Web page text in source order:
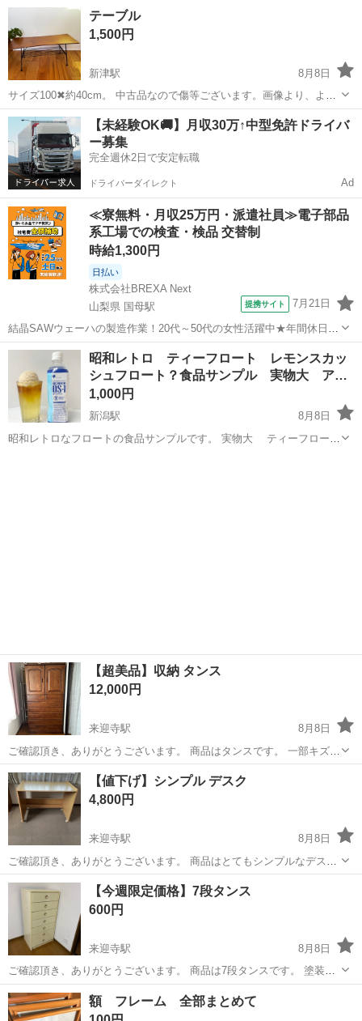
板：強化ガラス
新潟 新潟市 新津駅
テーブル
1,500円
新津駅
8月8日
サイズ100✖︎約40cm。 中古品なので傷等ございます。画像より、よろ
しくお願いします。
新潟 新潟市 新津駅 テーブル
【未経験OK🚚】月収30万↑中型免許ドライバ
ー募集
完全週休2日で安定転職
ドライバーダイレクト Ad
≪寮無料・月収25万円・派遣社員≫電子部品
系工場での検査・検品 交替制
時給1,300円
日払い
株式会社BREXA Next
山梨県 国母駅
提携サイト 7月21日
結晶SAWウェーハの製造作業！20代～50代の女性活躍中★年間休日
120日＆土日祝休み！クリーンルーム内でのお仕事！日払い制度利用可
◎正社員登用制度あり！マイカー通勤可！《山梨県中巨摩郡昭和町》
人気の工場のお仕事 ◇結晶...
山梨 国母駅 その他
昭和レトロ ティーフロート レモンスカッ
シュフロート？食品サンプル 実物大 ア…
1,000円
新潟駅
8月8日
昭和レトロなフロートの食品サンプルです。 実物大 ティーフロート
【超美品】収納 タンス
12,000円
来迎寺駅
8月8日
ご確認頂き、ありがとうございます。 商品はタンスです。 一部キズは
ありますがとても綺麗です。 書類保管用に使用していました。 必要な
方がいらっしゃいましたらお譲りします。 ノークレーム、ノーリター
ンでお願いします。 ...
新潟 長岡市 来迎寺駅 収納家具 タンス
【値下げ】シンプル デスク
4,800円
来迎寺駅
8月8日
ご確認頂き、ありがとうございます。 商品はとてもシンプルなデスク
です。 必要な方がいらっしゃいましたらお譲りします。 ノークレー
ム、ノーリターンでお願いします。 よろしくお願いします。
新潟 長岡市 来迎寺駅 テーブル
【今週限定価格】7段タンス
600円
来迎寺駅
8月8日
ご確認頂き、ありがとうございます。 商品は7段タンスです。 塗装剥
がれ等ありますが、 使用上、問題ありません。 必要な方がいらっしゃ
いましたらお譲りします。 ノークレーム、ノーリターンでお願いしま
新潟 長岡市 収納家具
額 フレーム 全部まとめて